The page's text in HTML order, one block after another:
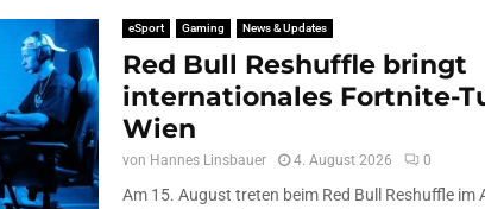
eSport Gaming News & Updates
Red Bull Reshuffle bringt
internationales Fortnite-
Wien
von Hannes Linsbauer 4. August 2026 0
Am 15. August treten beim Red Bull Reshuffle im